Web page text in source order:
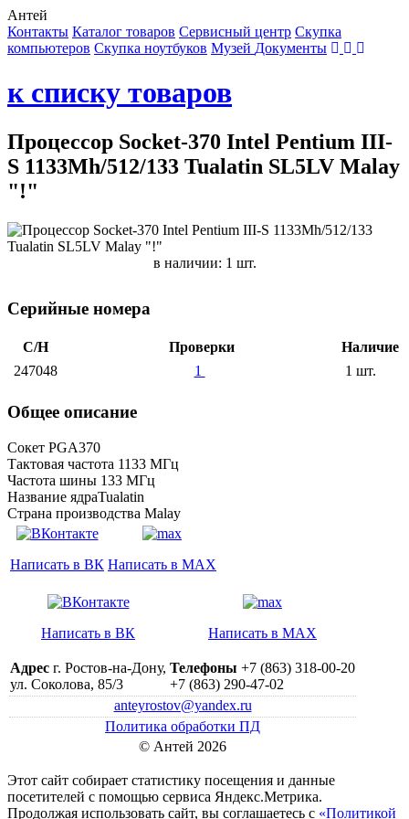
Антей
Контакты Каталог товаров Сервисный центр Cкупка
компьютеров Cкупка ноутбуков Музей Документы
к списку товаров
Процессор Socket-370 Intel Pentium III-
S 1133Mh/512/133 Tualatin SL5LV Malay
"!"
в наличии: 1 шт.
Серийные номера
С/Н Проверки
Наличие
247048
1 1 шт.
Общее описание
Сокет PGA370
Тактовая частота 1133 МГц
Частота шины 133 МГц
Название ядраTualatin
Страна производства Malay
Написать в ВК Написать в MAX
Написать в ВК Написать в MAX
Адрес г. Ростов-на-Дону,
ул. Соколова, 85/3
Телефоны +7 (863) 318-00-20
+7 (863) 290-47-02
anteyrostov@yandex.ru
Политика обработки ПД
© Антей 2026
Этот сайт собирает статистику посещения и данные
посетителей c помощью сервиса Яндекс.Метрика.
Продолжая использовать сайт, вы соглашаетесь с «Политикой